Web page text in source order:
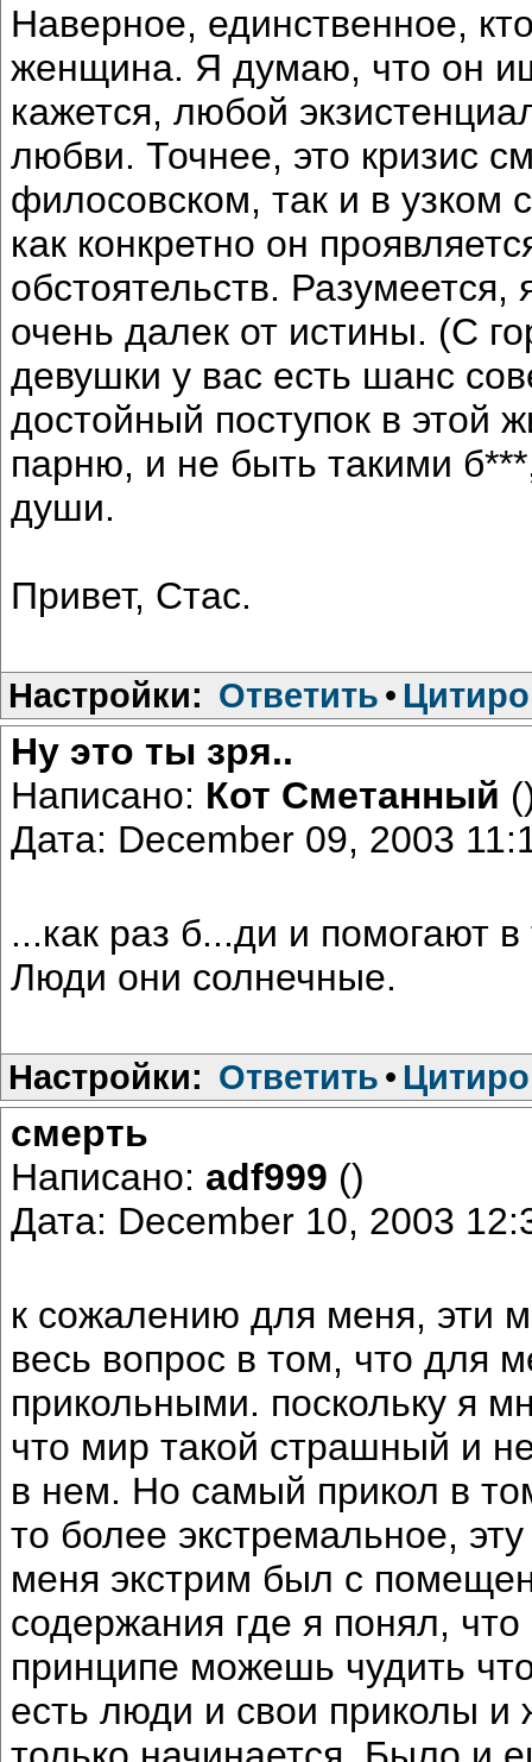
Наверное, единственное,
женщина. Я думаю, что он
кажется, любой
любви. Точнее, это кризис
филосовском, так и в узком
как конкретно он
обстоятельств.
очень далек от истины. (С
девушки у вас есть шанс
достойный поступок в этой
парню, и не быть такими
души.
Привет, Стас.
Настройки: Ответить •
Ну это ты зря..
Написано: Кот Сметанный
Дата: December 09, 2003
...как раз б...ди и помогают
Люди они солнечные.
Настройки: Ответить •
смерть
Написано: adf999 ()
Дата: December 10, 2003
к сожалению для меня, эти
весь вопрос в том, что для
прикольными. поскольку я
что мир такой страшный и
в нем. Но самый прикол в
то более экстремальное,
меня экстрим был с
содержания где я понял,
принципе можешь чудить
есть люди и свои приколы и